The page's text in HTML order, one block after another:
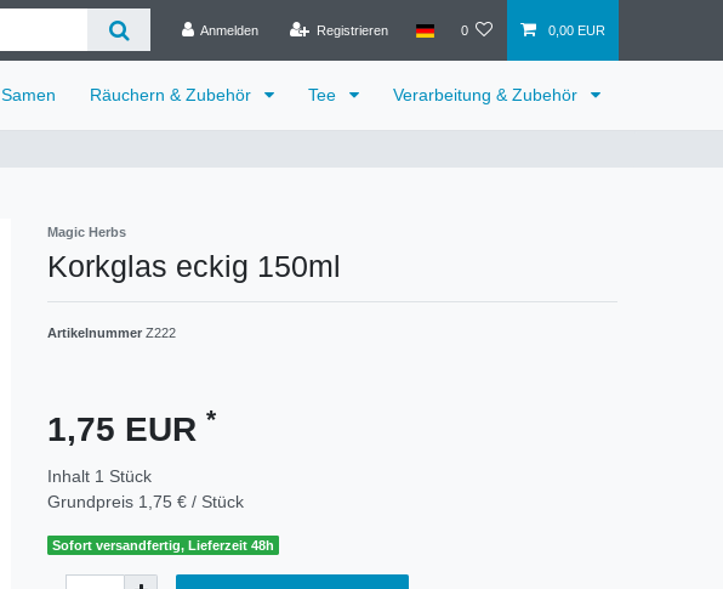
Anmelden Registrieren 0 0,00 EUR
Samen Räuchern & Zubehör Tee Verarbeitung & Zubehör
Magic Herbs
Korkglas eckig 150ml
Artikelnummer Z222
1,75 EUR *
Inhalt 1 Stück
Grundpreis 1,75 € / Stück
Sofort versandfertig, Lieferzeit 48h